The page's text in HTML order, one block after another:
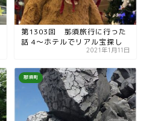
第1303回 那須旅行に行った
話 4〜ホテルでリアル宝探し
2021年1月11日
那須町